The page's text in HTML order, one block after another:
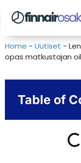
Home - Uutiset -
opas matkustajan
Table of